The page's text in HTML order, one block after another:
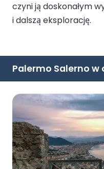
czyni ją doskonałym
i dalszą eksplorację.
Palermo Salerno w